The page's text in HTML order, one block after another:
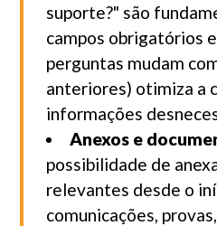
suporte?" são
campos obrigatórios
perguntas mudam
anteriores) otimiza a
informações
Anexos e
possibilidade de
relevantes desde o
comunicações,